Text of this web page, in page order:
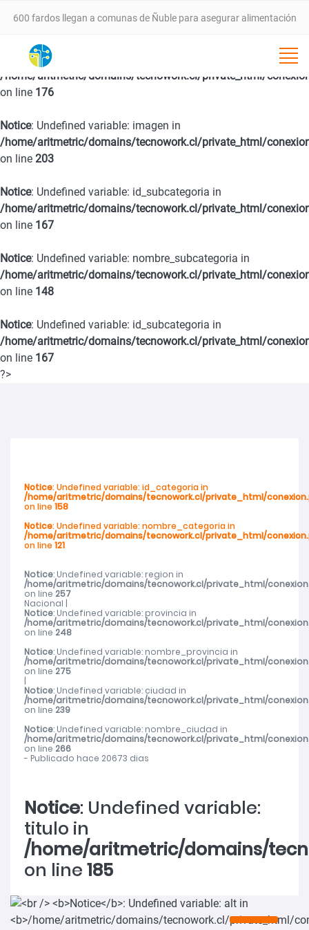
600 fardos llegan a comunas de Ñuble para asegurar alimentación
VALLE DEL ITATA PROYECTA NUEVA ETAPA DE DESARROLLO CON
SEMINARIO ESTRATÉGICO ESTE 25 DE FEBRERO EN CHILLÁN
SernamEG da inicio a la convocatoria del Programa Mujer
Emprende 2026
Programa 4 a 7 del SernamEG abre postulaciones para apoyar a
mujeres trabajadoras en el cuidado de niñas y niños
SernamEG Ñuble logra condena de 20 años de cárcel por caso de
violencia de género en San Carlos
SernamEG Ñuble invita a postular al Programa Mujer y
Abren talleres deportivos para adultos mayores en toda la región
Abren talleres deportivos para adultos mayores en toda la región
Cerca de mil de mujeres de Ñuble recibieron atención del SernamEG
Notice: Undefined variable: fecha in
/home/aritmetric/domains/tecnowork.cl/private_html/
on line 176
Notice: Undefined variable: imagen in
/home/aritmetric/domains/tecnowork.cl/private_html/
on line 203
Notice: Undefined variable: id_subcategoria in
/home/aritmetric/domains/tecnowork.cl/private_html/
on line 167
Notice: Undefined variable: nombre_subcategoria in
/home/aritmetric/domains/tecnowork.cl/private_html/
on line 148
Notice: Undefined variable: id_subcategoria in
/home/aritmetric/domains/tecnowork.cl/private_html/
on line 167
?>
Notice: Undefined variable: id_categoria in
/home/aritmetric/domains/tecnowork.cl/private_html/
on line 158
Notice: Undefined variable: nombre_categoria in
/home/aritmetric/domains/tecnowork.cl/private_html/
on line 121
Notice: Undefined variable: region in
/home/aritmetric/domains/tecnowork.cl/private_html/
on line 257
Nacional |
Notice: Undefined variable: provincia in
/home/aritmetric/domains/tecnowork.cl/private_html/
on line 248
Notice: Undefined variable: nombre_provincia in
/home/aritmetric/domains/tecnowork.cl/private_html/
on line 275
|
Notice: Undefined variable: ciudad in
/home/aritmetric/domains/tecnowork.cl/private_html/
on line 239
Notice: Undefined variable: nombre_ciudad in
/home/aritmetric/domains/tecnowork.cl/private_html/
on line 266
- Publicado hace 20673 dias
Notice: Undefined variable:
titulo in
/home/aritmetric/domains/
on line 185